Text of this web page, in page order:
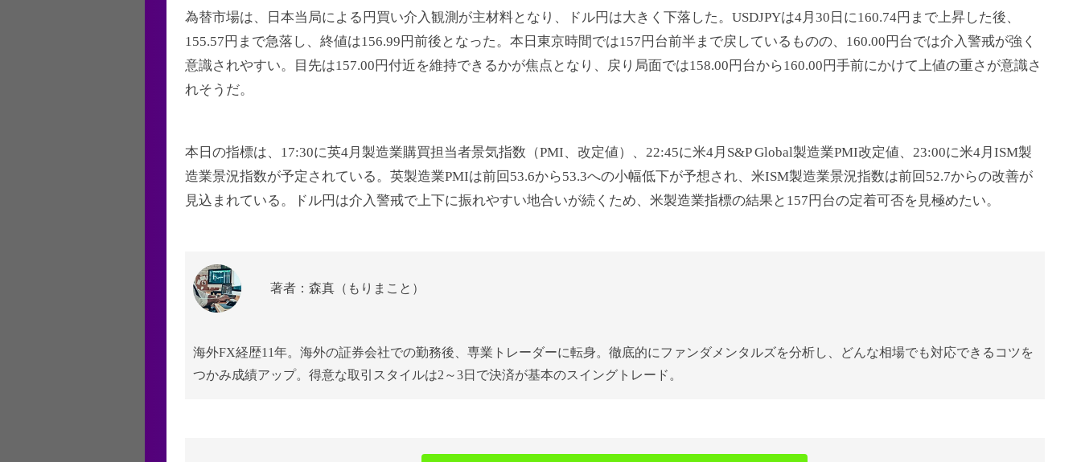
為替市場は、日本当局による円買い介入観測が主材料となり、ドル円は大きく下落した。USDJPYは4月30日に160.74円まで上昇した後、
155.57円まで急落し、終値は156.99円前後となった。本日東京時間では157円台前半まで戻しているものの、160.00円台では介入警戒が強く
意識されやすい。目先は157.00円付近を維持できるかが焦点となり、戻り局面では158.00円台から160.00円手前にかけて上値の重さが意識さ
れそうだ。
本日の指標は、17:30に英4月製造業購買担当者景気指数（PMI、改定値）、22:45に米4月S&P Global製造業PMI改定値、23:00に米4月ISM製
造業景況指数が予定されている。英製造業PMIは前回53.6から53.3への小幅低下が予想され、米ISM製造業景況指数は前回52.7からの改善が
見込まれている。ドル円は介入警戒で上下に振れやすい地合いが続くため、米製造業指標の結果と157円台の定着可否を見極めたい。
著者：森真（もりまこと）
海外FX経歴11年。海外の証券会社での勤務後、専業トレーダーに転身。徹底的にファンダメンタルズを分析し、どんな相場でも対応できるコツを
つかみ成績アップ。得意な取引スタイルは2～3日で決済が基本のスイングトレード。